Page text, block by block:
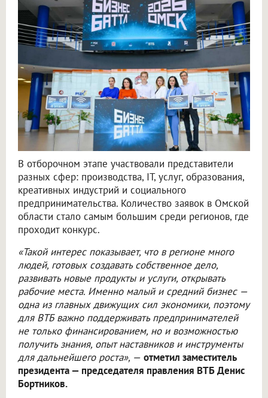
В отборочном этапе участвовали представители
разных сфер: производства, IT, услуг, образования,
креативных индустрий и социального
предпринимательства. Количество заявок в Омской
области стало самым большим среди регионов, где
проходит конкурс.
«Такой интерес показывает, что в регионе много
людей, готовых создавать собственное дело,
развивать новые продукты и услуги, открывать
рабочие места. Именно малый и средний бизнес —
одна из главных движущих сил экономики, поэтому
для ВТБ важно поддерживать предпринимателей
не только финансированием, но и возможностью
получить знания, опыт наставников и инструменты
для дальнейшего роста», — отметил заместитель
президента — председателя правления ВТБ Денис
Бортников.